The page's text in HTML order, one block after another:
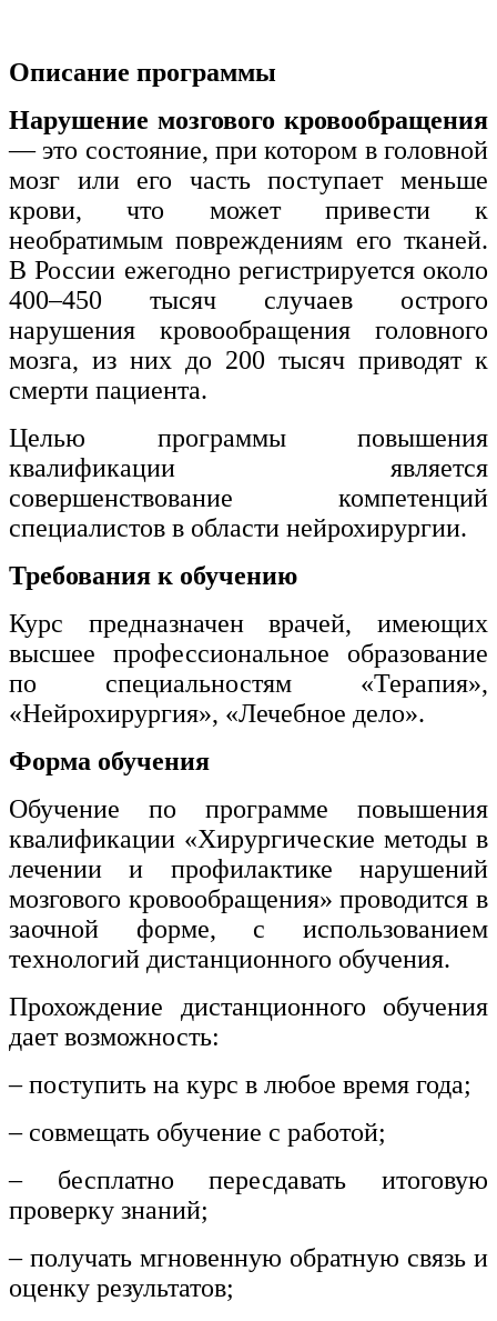
Средства массовой информации и
информативно-библиотечное дело
Управление в технических системах
Подготовка к периодической
аккредитации
Основные Услуги
Описание программы
Нарушение мозгового кровообращения
— это состояние, при котором в головной
мозг или его часть поступает меньше
крови, что может привести к
необратимым повреждениям его тканей.
В России ежегодно регистрируется около
400–450 тысяч случаев острого
нарушения кровообращения головного
мозга, из них до 200 тысяч приводят к
смерти пациента.
Целью программы повышения
квалификации является
совершенствование компетенций
специалистов в области нейрохирургии.
Требования к обучению
Курс предназначен врачей, имеющих
высшее профессиональное образование
по специальностям «Терапия»,
«Нейрохирургия», «Лечебное дело».
Форма обучения
Обучение по программе повышения
квалификации «Хирургические методы в
лечении и профилактике нарушений
мозгового кровообращения» проводится в
заочной форме, с использованием
технологий дистанционного обучения.
Прохождение дистанционного обучения
дает возможность:
– поступить на курс в любое время года;
– совмещать обучение с работой;
– бесплатно пересдавать итоговую
проверку знаний;
– получать мгновенную обратную связь и
оценку результатов;